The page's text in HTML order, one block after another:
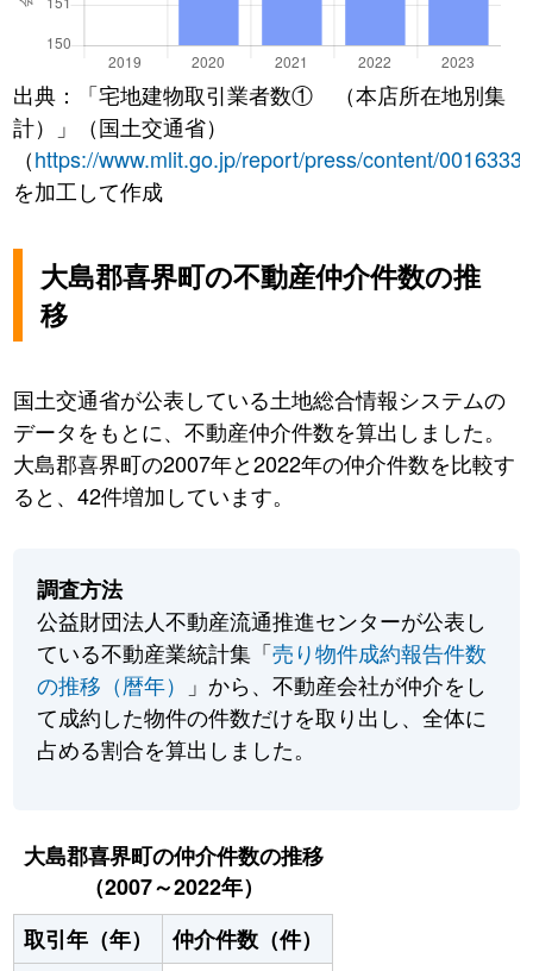
出典：「宅地建物取引業者数① （本店所在地別集
計）」（国土交通省）
（https://www.mlit.go.jp/report/press/content/
を加工して作成
大島郡喜界町の不動産仲介件数の推
移
国土交通省が公表している土地総合情報システムの
データをもとに、不動産仲介件数を算出しました。
大島郡喜界町の2007年と2022年の仲介件数を比較す
ると、42件増加しています。
調査方法
公益財団法人不動産流通推進センターが公表し
ている不動産業統計集「売り物件成約報告件数
の推移（暦年）
」から、不動産会社が仲介をし
て成約した物件の件数だけを取り出し、全体に
占める割合を算出しました。
大島郡喜界町の仲介件数の推移
（2007～2022年）
取引年（年）
仲介件数（件）